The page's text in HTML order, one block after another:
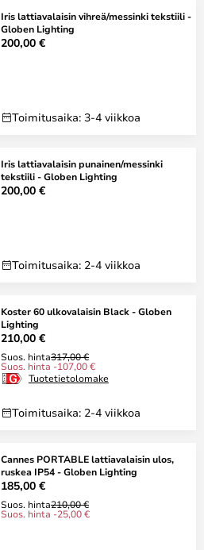
Iris lattiavalaisin vihreä/messinki tekstiili -
Globen Lighting
200,00 €
Toimitusaika: 3-4 viikkoa
Iris lattiavalaisin punainen/messinki
tekstiili - Globen Lighting
200,00 €
Toimitusaika: 2-4 viikkoa
Koster 60 ulkovalaisin Black - Globen
Lighting
210,00 €
Suos. hinta317,00 €
Suos. hinta -107,00 €
Tuotetietolomake
Toimitusaika: 2-4 viikkoa
Cannes PORTABLE lattiavalaisin ulos,
ruskea IP54 - Globen Lighting
185,00 €
Suos. hinta210,00 €
Suos. hinta -25,00 €